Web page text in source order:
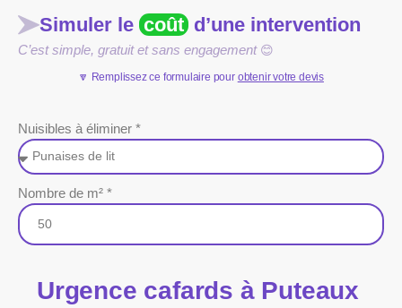
Simuler le coût d’une intervention
C’est simple, gratuit et sans engagement 😊
🔽 Remplissez ce formulaire pour obtenir votre devis
Nuisibles à éliminer *
Nombre de m² *
Urgence cafards à Puteaux